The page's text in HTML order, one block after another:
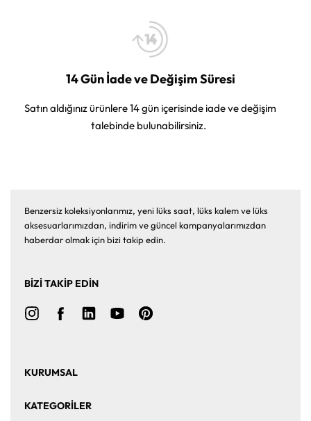
14 Gün İade ve Değişim Süresi
Satın aldığınız ürünlere 14 gün içerisinde iade ve değişim
talebinde bulunabilirsiniz.
Benzersiz koleksiyonlarımız, yeni lüks saat, lüks kalem ve lüks
aksesuarlarımızdan, indirim ve güncel kampanyalarımızdan
haberdar olmak için bizi takip edin.
BİZİ TAKİP EDİN
KURUMSAL
KATEGORİLER